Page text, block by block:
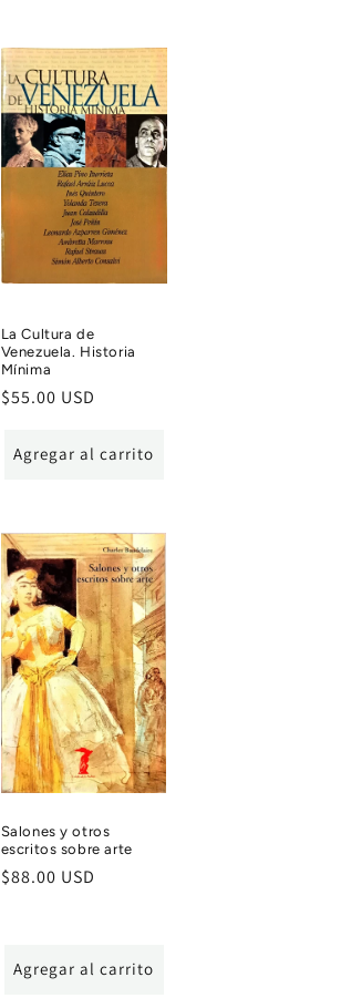
La Cultura de
Venezuela. Historia
Mínima
Precio
$55.00 USD
Agregar al carrito
Salones y otros
escritos sobre arte
Precio
$88.00 USD
Agregar al carrito